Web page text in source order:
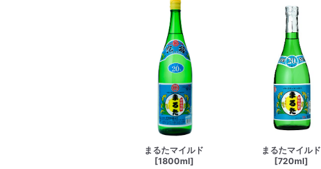
まるたマイルド
[1800ml]
まるたマイルド
[720ml]